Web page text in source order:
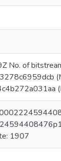
No. of
1907